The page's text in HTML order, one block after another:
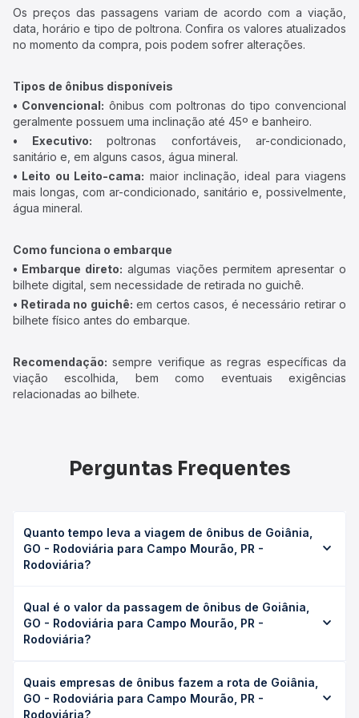
Os preços das passagens variam de acordo com a viação,
data, horário e tipo de poltrona. Confira os valores atualizados
no momento da compra, pois podem sofrer alterações.
Tipos de ônibus disponíveis
• Convencional: ônibus com poltronas do tipo convencional
geralmente possuem uma inclinação até 45º e banheiro.
• Executivo: poltronas confortáveis, ar-condicionado,
sanitário e, em alguns casos, água mineral.
• Leito ou Leito-cama: maior inclinação, ideal para viagens
mais longas, com ar-condicionado, sanitário e, possivelmente,
água mineral.
Como funciona o embarque
• Embarque direto: algumas viações permitem apresentar o
bilhete digital, sem necessidade de retirada no guichê.
• Retirada no guichê: em certos casos, é necessário retirar o
bilhete físico antes do embarque.
Recomendação: sempre verifique as regras específicas da
viação escolhida, bem como eventuais exigências
relacionadas ao bilhete.
Perguntas Frequentes
Quanto tempo leva a viagem de ônibus de Goiânia,
GO - Rodoviária para Campo Mourão, PR -
Rodoviária?
Campo Mourão, PR - Rodoviária leva em média 19h 41min,
podendo variar conforme a viação, o tipo de serviço
(convencional, executivo ou leito) e as condições de
desejada.
Qual é o valor da passagem de ônibus de Goiânia,
GO - Rodoviária para Campo Mourão, PR -
Rodoviária?
Rodoviária para Campo Mourão, PR - Rodoviária custa em
média R$ 642,62 e varia conforme a data da viagem, a
Quais empresas de ônibus fazem a rota de Goiânia,
GO - Rodoviária para Campo Mourão, PR -
Rodoviária?